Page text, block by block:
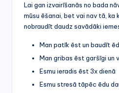
Lai gan izvairīšanās no bada
mūsu ēšanai, bet vai nav tā, ka
nobraudīt daudz savādāki
Man patīk ēst un baudīt
Man gribas ēst garšīgi un
Esmu ieradis ēst 3x dienā
Esmu stresā tāpēc ēdu